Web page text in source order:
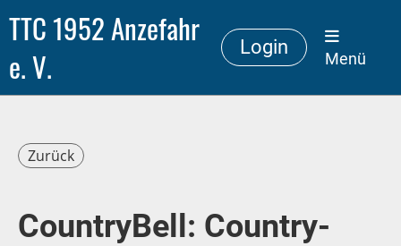
TTC 1952 Anzefahr
e. V.
Login
Menü
Zurück
CountryBell: Country-